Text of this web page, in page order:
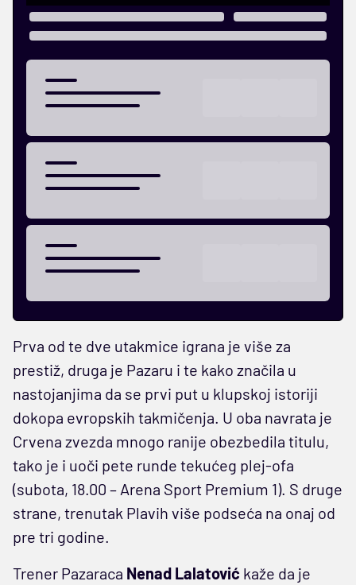
Prva od te dve utakmice igrana je više za
prestiž, druga je Pazaru i te kako značila u
nastojanjima da se prvi put u klupskoj istoriji
dokopa evropskih takmičenja. U oba navrata je
Crvena zvezda mnogo ranije obezbedila titulu,
tako je i uoči pete runde tekućeg plej-ofa
(subota, 18.00 – Arena Sport Premium 1). S druge
strane, trenutak Plavih više podseća na onaj od
pre tri godine.
Trener Pazaraca Nenad Lalatović kaže da je